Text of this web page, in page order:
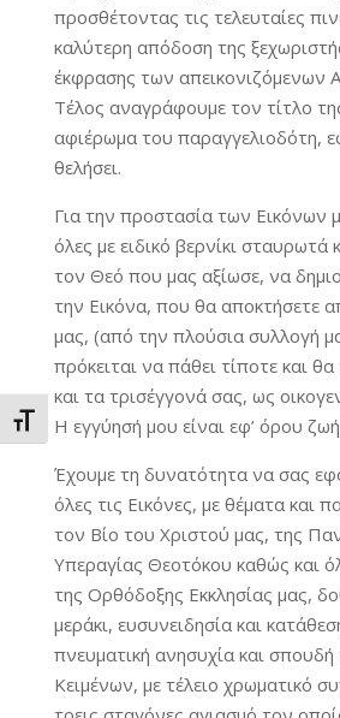
Εναλλαγή Μεγέθους Γραμμάτων
προσθέτοντας τις τελευταίες
καλύτερη απόδοση της
έκφρασης των απεικονιζόμενων
Τέλος αναγράφουμε τον τίτλο
αφιέρωμα του παραγγελιοδότη,
θελήσει.
Για την προστασία των Εικόνων
όλες με ειδικό βερνίκι σταυρωτά
τον Θεό που μας αξίωσε, να
την Εικόνα, που θα αποκτήσετε
μας, (από την πλούσια συλλογή
πρόκειται να πάθει τίποτε και θα
και τα τρισέγγονά σας, ως
Η εγγύησή μου είναι εφ’ όρου
Έχουμε τη δυνατότητα να σας
όλες τις Εικόνες, με θέματα και
τον Βίο του Χριστού μας, της
Υπεραγίας Θεοτόκου καθώς και
της Ορθόδοξης Εκκλησίας μας,
μεράκι, ευσυνειδησία και
πνευματική ανησυχία και
Κειμένων, με τέλειο χρωματικό